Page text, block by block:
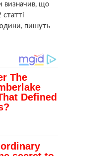
визначив, що
пишуть